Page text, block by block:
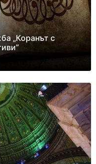
„Коранът с